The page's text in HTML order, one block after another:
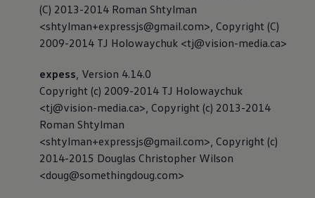
(C) 2013-2014 Roman Shtylman
<shtylman+expressjs@gmail.com>, Copyright (C)
2009-2014 TJ Holowaychuk <tj@vision-media.ca>
expess, Version 4.14.0
Copyright (c) 2009-2014 TJ Holowaychuk
<tj@vision-media.ca>, Copyright (c) 2013-2014
Roman Shtylman
<shtylman+expressjs@gmail.com>, Copyright (c)
2014-2015 Douglas Christopher Wilson
<doug@somethingdoug.com>